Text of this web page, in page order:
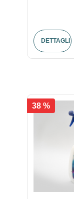
DETTAGLI
38 %